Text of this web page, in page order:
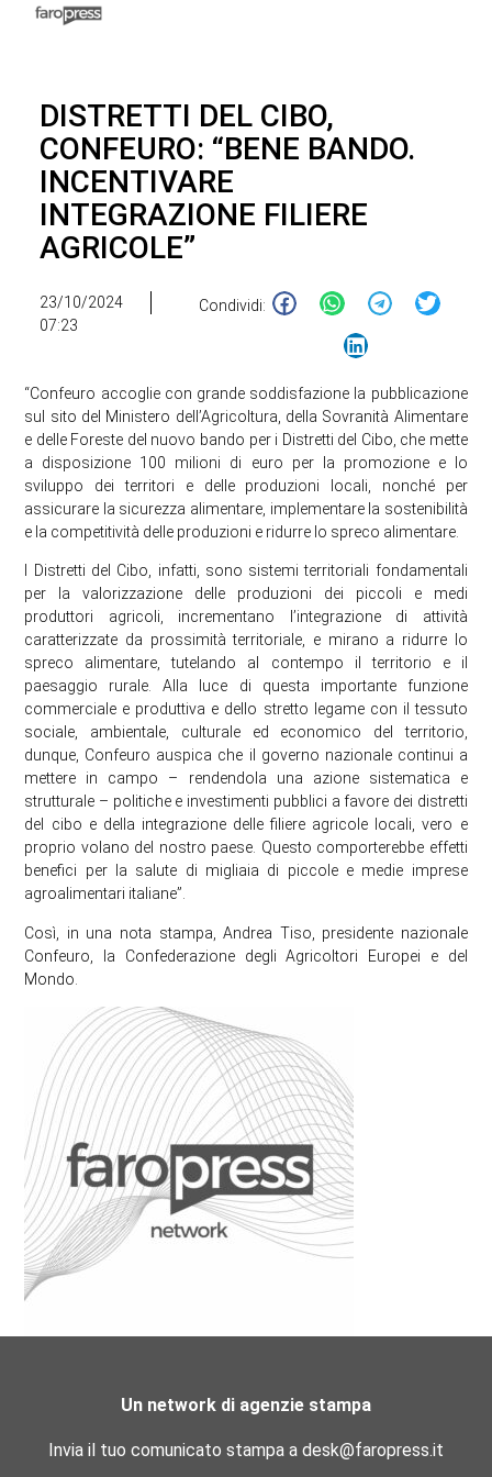
DISTRETTI DEL CIBO,
CONFEURO: “BENE BANDO.
INCENTIVARE
INTEGRAZIONE FILIERE
AGRICOLE”
23/10/2024
07:23
Condividi:
“Confeuro accoglie con grande soddisfazione la pubblicazione
sul sito del Ministero dell’Agricoltura, della Sovranità Alimentare
e delle Foreste del nuovo bando per i Distretti del Cibo, che mette
a disposizione 100 milioni di euro per la promozione e lo
sviluppo dei territori e delle produzioni locali, nonché per
assicurare la sicurezza alimentare, implementare la sostenibilità
e la competitività delle produzioni e ridurre lo spreco alimentare.
I Distretti del Cibo, infatti, sono sistemi territoriali fondamentali
per la valorizzazione delle produzioni dei piccoli e medi
produttori agricoli, incrementano l’integrazione di attività
caratterizzate da prossimità territoriale, e mirano a ridurre lo
spreco alimentare, tutelando al contempo il territorio e il
paesaggio rurale. Alla luce di questa importante funzione
commerciale e produttiva e dello stretto legame con il tessuto
sociale, ambientale, culturale ed economico del territorio,
dunque, Confeuro auspica che il governo nazionale continui a
mettere in campo – rendendola una azione sistematica e
strutturale – politiche e investimenti pubblici a favore dei distretti
del cibo e della integrazione delle filiere agricole locali, vero e
proprio volano del nostro paese. Questo comporterebbe effetti
benefici per la salute di migliaia di piccole e medie imprese
agroalimentari italiane”.
Così, in una nota stampa, Andrea Tiso, presidente nazionale
Confeuro, la Confederazione degli Agricoltori Europei e del
Mondo.
Un network di agenzie stampa
Invia il tuo comunicato stampa a desk@faropress.it